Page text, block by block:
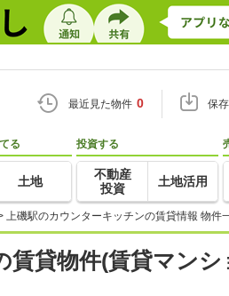
最近見た物件 0 保
る
土地
投資する
不動産
投資
土地活用
上磯駅のカウンターキッチンの賃貸情報 物件
貸物件(賃貸マン